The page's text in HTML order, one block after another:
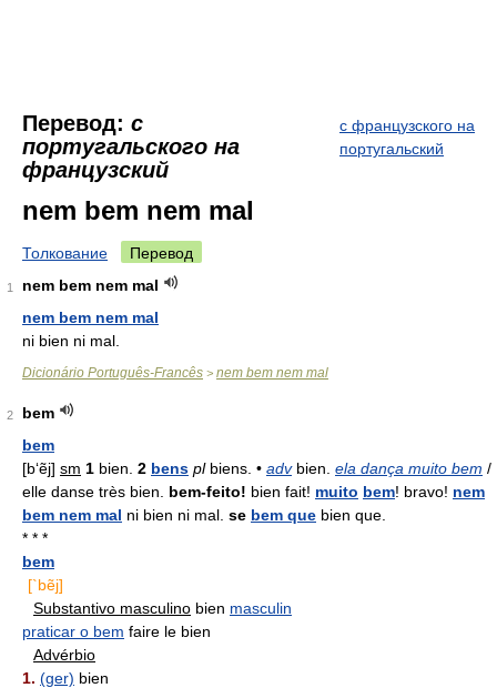
Перевод: с
португальского на
французский
с французского на
португальский
nem bem nem mal
Толкование Перевод
1
nem bem nem mal
nem bem nem mal
ni bien ni mal.
Dicionário Português-Francês > nem bem nem mal
2
bem
bem
[b‘ẽj] sm 1 bien. 2 bens plbiens. • advbien. ela dança muito bem /
elle danse très bien. bem-feito! bien fait! muito bem! bravo! nem
bem nem mal ni bien ni mal. se bem que bien que.
* * *
bem
[`bẽj]
Substantivo masculino bien masculin
praticar o bem faire le bien
Advérbio
1. (ger) bien